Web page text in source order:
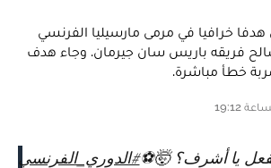
خرافيا في مرمى مارسيليا الفرنسي
فريقه باريس سان جيرمان. وجاء هدف
خطأ مباشرة.
يا أشرف؟ 🤯⚽️#الدوري_الفرنسي